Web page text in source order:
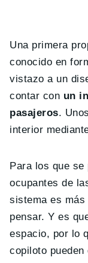
Una primera
conocido en
vistazo a un
contar con un
pasajeros.
interior
Para los que se
ocupantes de
sistema es más
pensar. Y es
espacio, por lo
copiloto